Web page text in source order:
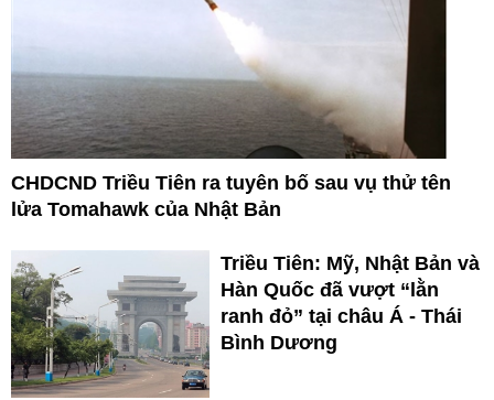
CHDCND Triều Tiên ra tuyên bố sau vụ thử tên
lửa Tomahawk của Nhật Bản
Triều Tiên: Mỹ, Nhật Bản và
Hàn Quốc đã vượt “lằn
ranh đỏ” tại châu Á - Thái
Bình Dương